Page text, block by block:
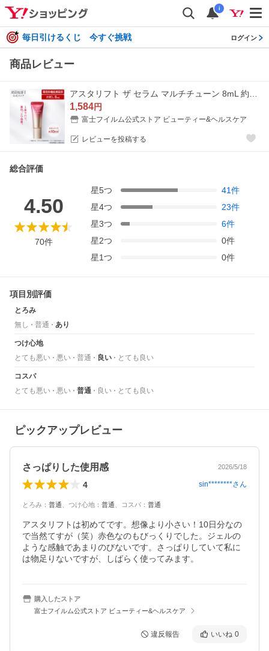
i
毎日引けるくじ 今すぐ挑戦 ログイン
商品レビュー
1,584円
富士フイルム公式ストア ビューティー&ヘルスケア
レビューを投稿する
総合評価
4.50
70件
星5つ 41件
星4つ 23件
星3つ 6件
星2つ 0件
星1つ 0件
項目別評価
とろみ
無し
普通 あり
つけ心地
とても悪い
悪い 普通 良い とても良い
コスパ
とても悪い
悪い 普通 良い とても良い
ピックアップレビュー
さっぱりした使用感 2026/5/18
4 sin********さん
とろみ ： 普通 つけ心地 ： 普通 コスパ ： 普通
アスタリフトは初めてです。想像より小さい！10日分なの
で当然てすが（笑）赤色なのもびっくりでした。ジェルの
ような感触であまりのびないです。さっぱりしていて私に
は物足りないですが、しばらく使ってみます。
購入したストア
富士フイルム公式ストア ビューティー&ヘルスケア
違反報告 いいね 0